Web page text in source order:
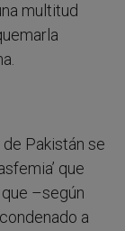
multitud
Pakistán se
que
–según
a